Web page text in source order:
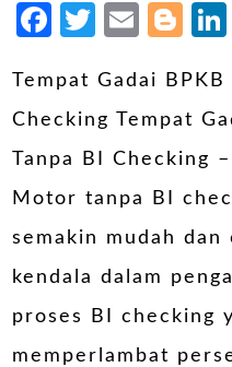
Facebook
Twitter
Email
Tempat Gadai
Checking Tempat
Tanpa BI Checking
Motor tanpa BI
semakin mudah dan
kendala dalam
proses BI checking
memperlambat